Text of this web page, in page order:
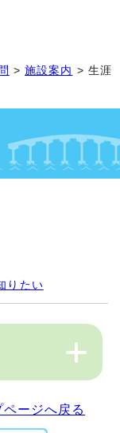
>施設案内 > 生涯
りたい
ページへ戻る